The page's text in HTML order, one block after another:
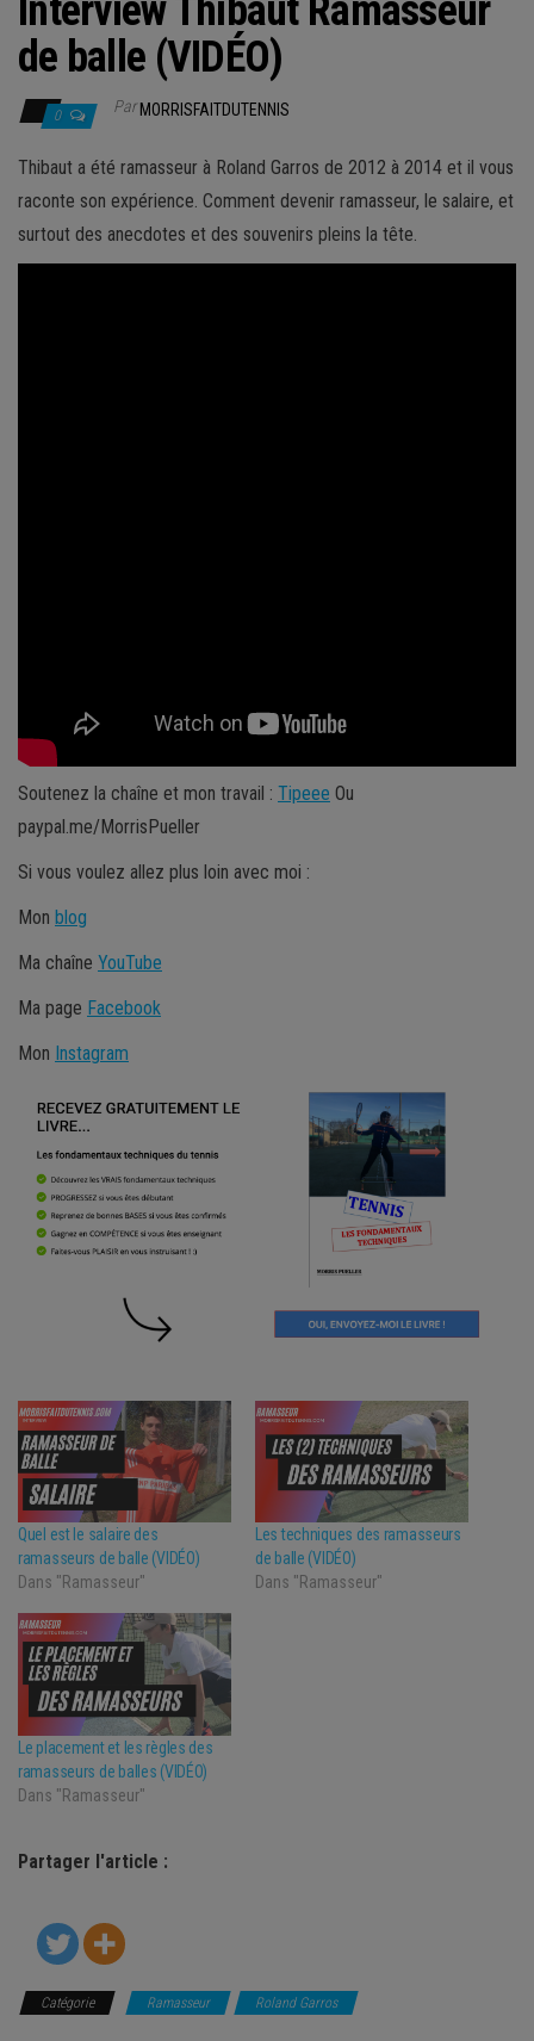
Interview Thibaut Ramasseur
de balle (VIDÉO)
0 ParMORRISFAITDUTENNIS
Thibaut a été ramasseur à Roland Garros de 2012 à 2014 et il vous
raconte son expérience. Comment devenir ramasseur, le salaire, et
surtout des anecdotes et des souvenirs pleins la tête.
Soutenez la chaîne et mon travail : Tipeee Ou
paypal.me/MorrisPueller
Si vous voulez allez plus loin avec moi :
Mon blog
Ma chaîne YouTube
Ma page Facebook
Mon Instagram
Quel est le salaire des
ramasseurs de balle (VIDÉO)
Dans "Ramasseur"
Les techniques des ramasseurs
de balle (VIDÉO)
Dans "Ramasseur"
Le placement et les règles des
ramasseurs de balles (VIDÉO)
Dans "Ramasseur"
Partager l'article :
Catégorie Ramasseur Roland Garros